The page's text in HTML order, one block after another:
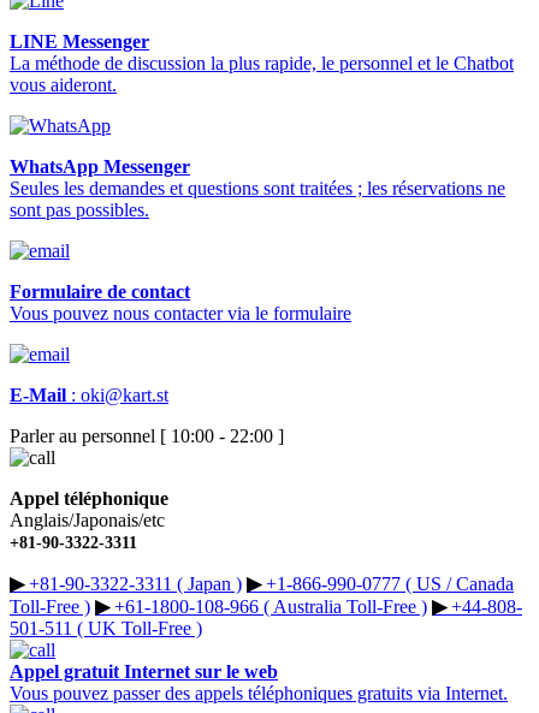
LINE Messenger
La méthode de discussion la plus rapide, le personnel et le Chatbot
vous aideront.
WhatsApp Messenger
Seules les demandes et questions sont traitées ; les réservations ne
sont pas possibles.
Formulaire de contact
Vous pouvez nous contacter via le formulaire
E-Mail : oki@kart.st
Parler au personnel [ 10:00 - 22:00 ]
Appel téléphonique
Anglais/Japonais/etc
+81-90-3322-3311
▶︎+81-90-3322-3311 ( Japan ) ▶︎+1-866-990-0777 ( US / Canada
Toll-Free ) ▶︎+61-1800-108-966 ( Australia Toll-Free ) ▶︎+44-808-
501-511 ( UK Toll-Free )
Appel gratuit Internet sur le web
Vous pouvez passer des appels téléphoniques gratuits via Internet.